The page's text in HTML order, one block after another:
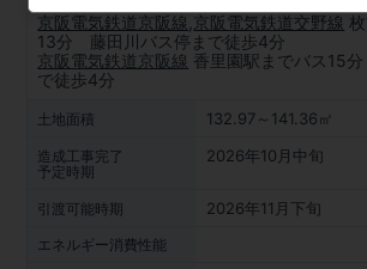
京阪電気鉄道京阪線 京阪電気鉄道交野線
13分 藤田川バス停まで徒歩4分
京阪電気鉄道京阪線 香里園駅までバス15
で徒歩4分
土地面積 132.97～141.36㎡
造成工事完了
予定時期
2026年10月中旬
引渡可能時期 2026年11月下旬
エネルギー消費性能